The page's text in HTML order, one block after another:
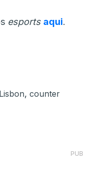
esports aqui.
, counter
PUB